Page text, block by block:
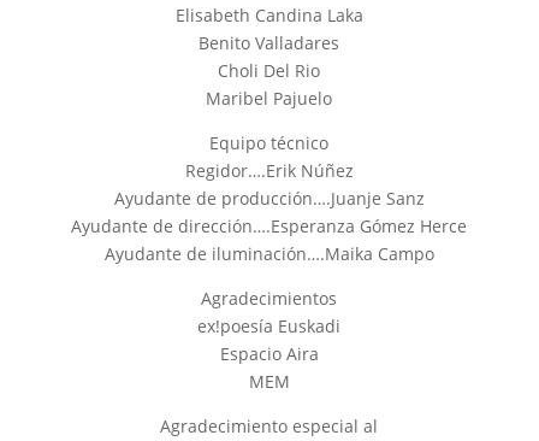
Elisabeth Candina Laka
Benito Valladares
Choli Del Rio
Maribel Pajuelo
Equipo técnico
Regidor….Erik Núñez
Ayudante de producción….Juanje Sanz
Ayudante de dirección….Esperanza Gómez Herce
Ayudante de iluminación….Maika Campo
Agradecimientos
ex!poesía Euskadi
Espacio Aira
MEM
Agradecimiento especial al